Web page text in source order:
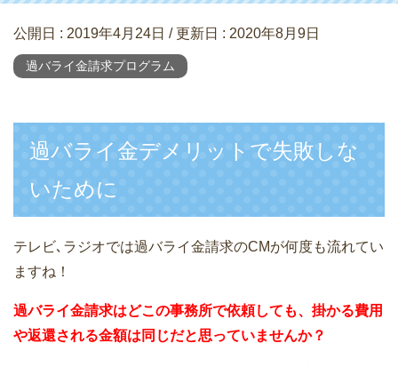
公開日 : 2019年4月24日 / 更新日 : 2020年8月9日
過バライ金請求プログラム
過バライ金デメリットで失敗しな
いために
テレビ､ラジオでは過バライ金請求のCMが何度も流れてい
ますね！
過バライ金請求はどこの事務所で依頼しても、掛かる費用
や返還される金額は同じだと思っていませんか？